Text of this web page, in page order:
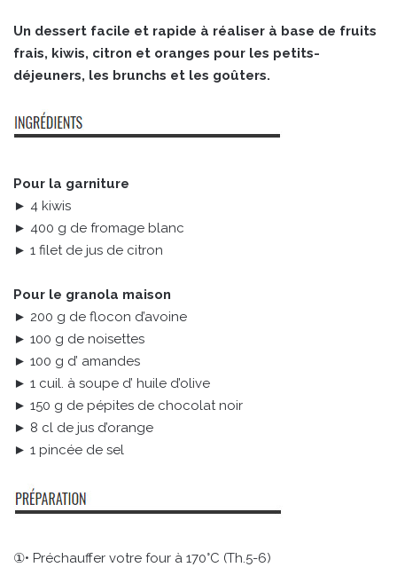
Un dessert facile et rapide à réaliser à base de fruits
frais, kiwis, citron et oranges pour les petits-
déjeuners, les brunchs et les goûters.
Pour la garniture
► 4 kiwis
► 400 g de fromage blanc
► 1 filet de jus de citron
Pour le granola maison
► 200 g de flocon d’avoine
► 100 g de noisettes
► 100 g d’ amandes
► 1 cuil. à soupe d’ huile d’olive
► 150 g de pépites de chocolat noir
► 8 cl de jus d’orange
► 1 pincée de sel
①• Préchauffer votre four à 170°C (Th.5-6)